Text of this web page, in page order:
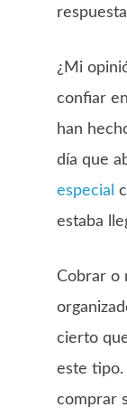
¿Mi
confiar
han
día que
especial
estaba
Cobrar o
cierto
este tipo.
comprar